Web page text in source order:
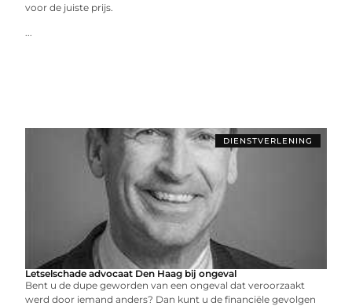
voor de juiste prijs.
...
DIENSTVERLENING
Letselschade advocaat Den Haag bij ongeval
Bent u de dupe geworden van een ongeval dat veroorzaakt
werd door iemand anders? Dan kunt u de financiële gevolgen